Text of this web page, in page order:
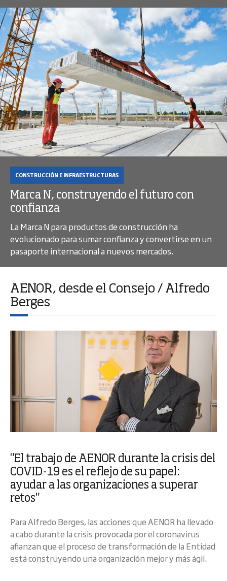
CONSTRUCCIÓN E INFRAESTRUCTURAS
Marca N, construyendo el futuro con
confianza
La Marca N para productos de construcción ha
evolucionado para sumar confianza y convertirse en un
pasaporte internacional a nuevos mercados.
AENOR, desde el Consejo / Alfredo
Berges
"El trabajo de AENOR durante la crisis del
COVID-19 es el reflejo de su papel:
ayudar a las organizaciones a superar
retos"
Para Alfredo Berges, las acciones que AENOR ha llevado
a cabo durante la crisis provocada por el coronavirus
afianzan que el proceso de transformación de la Entidad
está construyendo una organización mejor y más ágil.